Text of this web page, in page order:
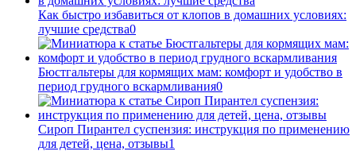
Как быстро избавиться от клопов в домашних условиях:
лучшие средства0
Бюстгальтеры для кормящих мам: комфорт и удобство в
период грудного вскармливания0
Сироп Пирантел суспензия: инструкция по применению
для детей, цена, отзывы1